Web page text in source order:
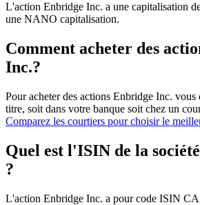
L'action Enbridge Inc. a une capitalisation
une NANO capitalisation.
Comment acheter des
Inc.?
Pour acheter des actions Enbridge Inc.
titre, soit dans votre banque soit chez un
Comparez les courtiers pour choisir le
Quel est l'ISIN de la
?
L'action Enbridge Inc. a pour code ISIN